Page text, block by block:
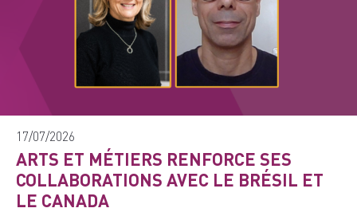
17/07/2026
ARTS ET MÉTIERS RENFORCE SES
COLLABORATIONS AVEC LE BRÉSIL ET
LE CANADA